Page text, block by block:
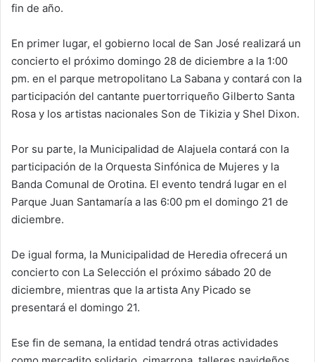
fin de año.
En primer lugar, el gobierno local de San José realizará un
concierto el próximo domingo 28 de diciembre a la 1:00
pm. en el parque metropolitano La Sabana y contará con la
participación del cantante puertorriqueño Gilberto Santa
Rosa y los artistas nacionales Son de Tikizia y Shel Dixon.
Por su parte, la Municipalidad de Alajuela contará con la
participación de la Orquesta Sinfónica de Mujeres y la
Banda Comunal de Orotina. El evento tendrá lugar en el
Parque Juan Santamaría a las 6:00 pm el domingo 21 de
diciembre.
De igual forma, la Municipalidad de Heredia ofrecerá un
concierto con La Selección el próximo sábado 20 de
diciembre, mientras que la artista Any Picado se
presentará el domingo 21.
Ese fin de semana, la entidad tendrá otras actividades